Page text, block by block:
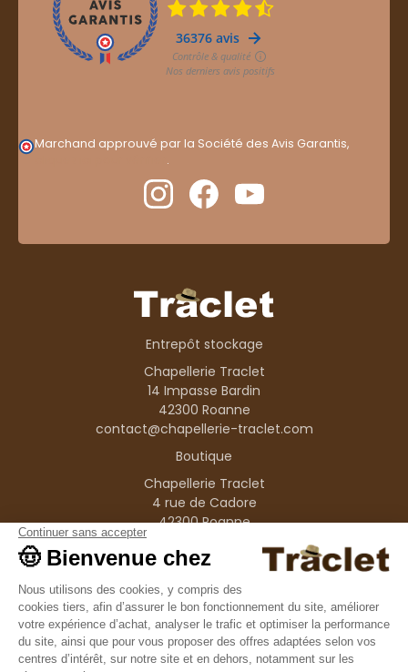
Marchand approuvé par la Société des Avis Garantis,
.
Entrepôt stockage
Chapellerie Traclet
14 Impasse Bardin
42300 Roanne
contact@chapellerie-traclet.com
Boutique
Chapellerie Traclet
4 rue de Cadore
42300 Roanne
Produits
Nos marques